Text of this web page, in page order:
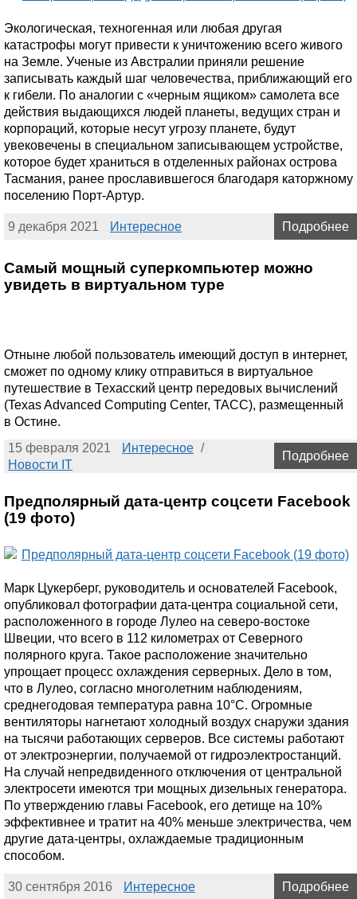
Экологическая, техногенная или любая другая
катастрофы могут привести к уничтожению всего живого
на Земле. Ученые из Австралии приняли решение
записывать каждый шаг человечества, приближающий его
к гибели. По аналогии с «черным ящиком» самолета все
действия выдающихся людей планеты, ведущих стран и
корпораций, которые несут угрозу планете, будут
увековечены в специальном записывающем устройстве,
которое будет храниться в отделенных районах острова
Тасмания, ранее прославившегося благодаря каторжному
поселению Порт-Артур.
9 декабря 2021 Интересное Подробнее
Самый мощный суперкомпьютер можно
увидеть в виртуальном туре
Отныне любой пользователь имеющий доступ в интернет,
сможет по одному клику отправиться в виртуальное
путешествие в Техасский центр передовых вычислений
(Texas Advanced Computing Center, TACC), размещенный
в Остине.
15 февраля 2021
Интересное /
Новости IT
Подробнее
Предполярный дата-центр соцсети Facebook
(19 фото)
Марк Цукерберг, руководитель и основателей Facebook,
опубликовал фотографии дата-центра социальной сети,
расположенного в городе Лулео на северо-востоке
Швеции, что всего в 112 километрах от Северного
полярного круга. Такое расположение значительно
упрощает процесс охлаждения серверных. Дело в том,
что в Лулео, согласно многолетним наблюдениям,
среднегодовая температура равна 10°C. Огромные
вентиляторы нагнетают холодный воздух снаружи здания
на тысячи работающих серверов. Все системы работают
от электроэнергии, получаемой от гидроэлектростанций.
На случай непредвиденного отключения от центральной
электросети имеются три мощных дизельных генератора.
По утверждению главы Facebook, его детище на 10%
эффективнее и тратит на 40% меньше электричества, чем
другие дата-центры, охлаждаемые традиционным
способом.
30 сентября 2016 Интересное Подробнее